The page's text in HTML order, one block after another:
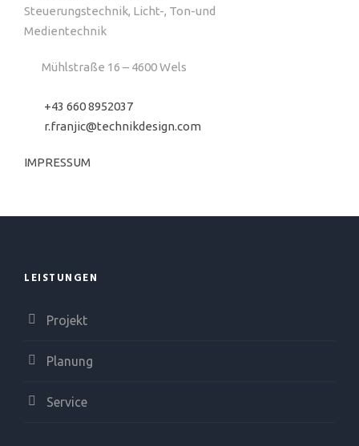
Mühlstraße 16 – 4600 Wels
+43 660 8952037
r.franjic@technikdesign.com
IMPRESSUM
LEISTUNGEN
Projekt
Planung
Service